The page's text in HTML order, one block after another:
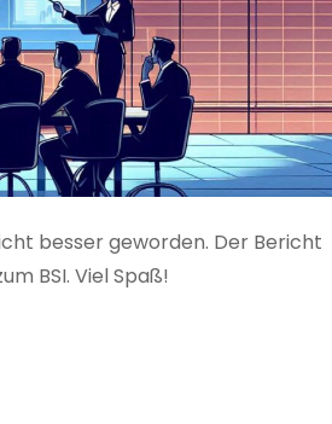
besser geworden. Der Bericht
BSI. Viel Spaß!